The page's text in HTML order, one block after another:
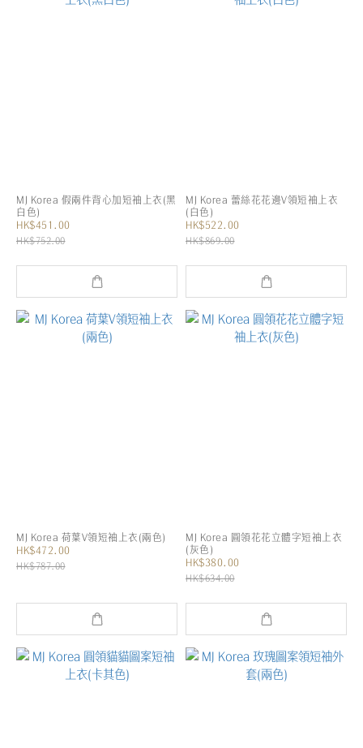
MJ Korea 假兩件背心加短袖上衣(黑
白色)
HK$451.00
HK$752.00
MJ Korea 蕾絲花花邊V領短袖上衣
(白色)
HK$522.00
HK$869.00
MJ Korea 荷葉V領短袖上衣(兩色)
HK$472.00
HK$787.00
MJ Korea 圓領花花立體字短袖上衣
(灰色)
HK$380.00
HK$634.00